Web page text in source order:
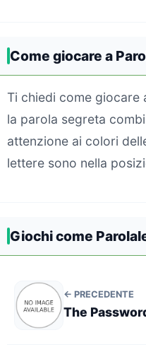
Come giocare a
Ti chiedi come giocare
la parola segreta
attenzione ai colori
lettere sono nella
Giochi come
← PRECEDENTE
The